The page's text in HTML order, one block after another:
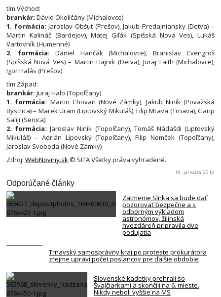
tím Východ:
brankár: Dávid Okoličány (Michalovce)
1. formácia: Jaroslav Obšut (Prešov), Jakub Predajniansky (Detva) –
Martin Kalináč (Bardejov), Matej Giľák (Spišská Nová Ves), Lukáš
Vartovník (Humenné)
2. formácia: Daniel Hančák (Michalovce), Branislav Cvengroš
(Spišská Nová Ves) – Martin Hajnik (Detva), Juraj Faith (Michalovce),
Igor Halás (Prešov)
tím Západ:
brankár: Juraj Halo (Topoľčany)
1. formácia: Martin Chovan (Nové Zámky), Jakub Niník (Považská
Bystrica) – Marek Uram (Liptovský Mikuláš), Filip Mrava (Trnava), Garip
Saliji (Senica)
2. formácia: Jaroslav Niník (Topoľčany), Tomáš Nádašdi (Liptovský
Mikuláš) – Adrián Lipovský (Topoľčany), Filip Nemček (Topoľčany),
Jaroslav Svoboda (Nové Zámky)
Zdroj: WebNoviny.sk © SITA Všetky práva vyhradené.
18. januára 2016
Odporúčané články
Zatmenie Slnka sa bude dať
pozorovať bezpečne a s
odborným výkladom
astronómov, žilinská
hvezdáreň pripravila dve
podujatia
Trnavský samosprávny kraj po proteste prokurátora
zrejme upraví počet poslancov pre ďalšie obdobie
Slovenské kadetky prehrali so
Švajčiarkami a skončili na 6. mieste.
Nikdy neboli vyššie na MS